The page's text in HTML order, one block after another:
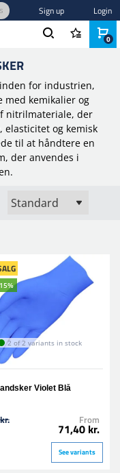
Sign up Login
for industrien,
kemikalier og
nitrilmateriale, der
elasticitet og kemisk
til at håndtere en
der anvendes i
2 of 2 variants in stock
Violet Blå
From
71,40 kr.
See variants
0